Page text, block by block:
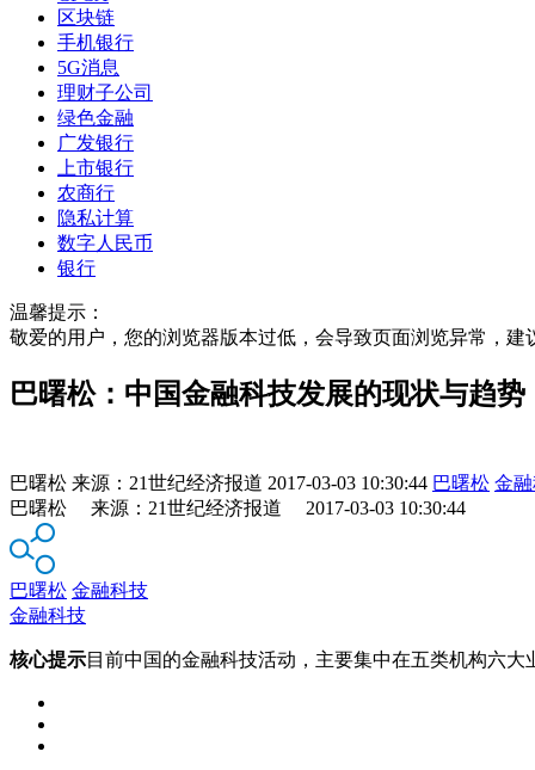
区块链
手机银行
5G消息
理财子公司
绿色金融
广发银行
上市银行
农商行
隐私计算
数字人民币
银行
温馨提示：
敬爱的用户，您的浏览器版本过低，会导致页面浏览异常，
巴曙松：中国金融科技发展的现状与趋势
巴曙松 来源： 21世纪经济报道 2017-03-03 10:30:44 巴曙松 金
巴曙松 来源：21世纪经济报道 2017-03-03 10:30:44
巴曙松 金融科技
金融科技
核心提示目前中国的金融科技活动，主要集中在五类机构六大